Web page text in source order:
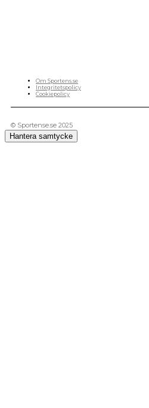
Om Sportens.se
Integritetspolicy
Cookiepolicy
© Sportense.se 2025
Hantera samtycke